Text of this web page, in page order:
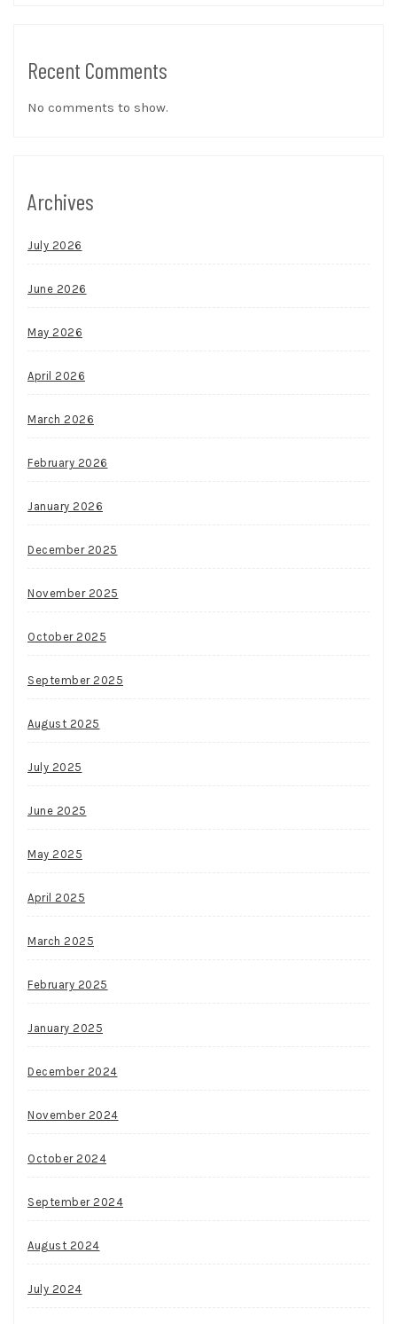
Recent Comments
No comments to show.
Archives
July 2026
June 2026
May 2026
April 2026
March 2026
February 2026
January 2026
December 2025
November 2025
October 2025
September 2025
August 2025
July 2025
June 2025
May 2025
April 2025
March 2025
February 2025
January 2025
December 2024
November 2024
October 2024
September 2024
August 2024
July 2024